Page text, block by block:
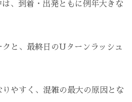
、到着・出発ともに例年大きな
と、最終日のUターンラッシュ
やすく、混雑の最大の原因とな